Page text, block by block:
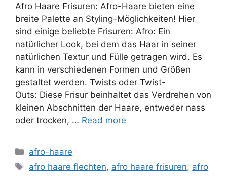
Afro Haare Frisuren: Afro-Haare bieten eine
breite Palette an Styling-Möglichkeiten! Hier
sind einige beliebte Frisuren: Afro: Ein
natürlicher Look, bei dem das Haar in seiner
natürlichen Textur und Fülle getragen wird. Es
kann in verschiedenen Formen und Größen
gestaltet werden. Twists oder Twist-
Outs: Diese Frisur beinhaltet das Verdrehen von
kleinen Abschnitten der Haare, entweder nass
oder trocken, … Read more
Categories
afro-haare
Tags
afro haare flechten, afro haare frisuren, afro